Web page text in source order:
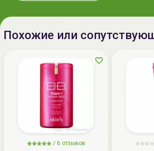
Korea, SK
Импортер в
Беларусь:
ИП Мигаль Наталья
УНП 192179286
220020 Минск,
136.
Похожие или
/ 6 отзывов